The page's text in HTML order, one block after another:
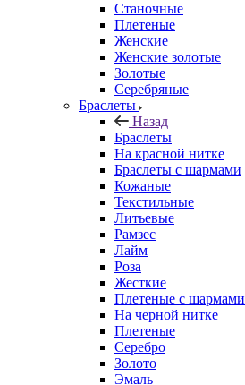
Станочные
Плетеные
Женские
Женские золотые
Золотые
Серебряные
Браслеты
Назад
Браслеты
На красной нитке
Браслеты с шармами
Кожаные
Текстильные
Литьевые
Рамзес
Лайм
Роза
Жесткие
Плетеные с шармами
На черной нитке
Плетеные
Серебро
Золото
Эмаль